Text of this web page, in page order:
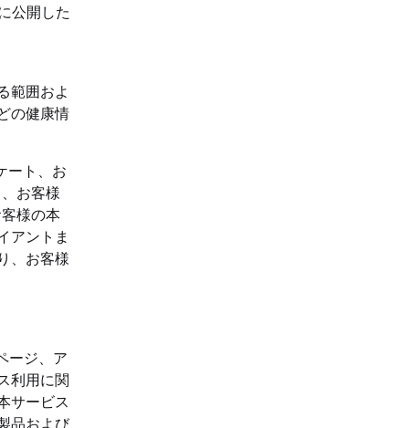
公開した
範囲およ
の健康情
ート、お
お客様
様の本
アントま
、お客様
ージ、ア
利用に関
サービス
品および